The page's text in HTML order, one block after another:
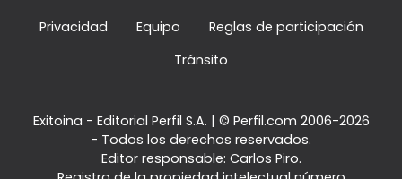
Privacidad
Equipo
Reglas de participación
Tránsito
Exitoina - Editorial Perfil S.A. | © Perfil.com 2006-2026
- Todos los derechos reservados.
Editor responsable: Carlos Piro.